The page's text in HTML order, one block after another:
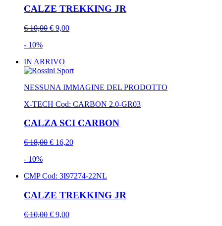
CALZE TREKKING JR
€ 10,00 € 9,00
- 10%
IN ARRIVO
NESSUNA IMMAGINE DEL PRODOTTO
X-TECH Cod: CARBON 2.0-GR03
CALZA SCI CARBON
€ 18,00 € 16,20
- 10%
CMPCod: 3I97274-22NL
CALZE TREKKING JR
€ 10,00 € 9,00